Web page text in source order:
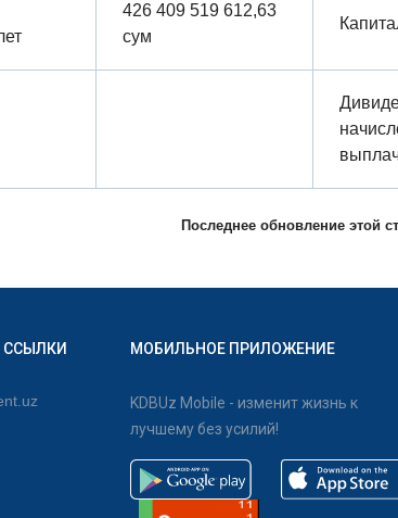
426 409 519 612,63
сум
Последнее обновление этой
ССЫЛКИ МОБИЛЬНОЕ ПРИЛОЖЕНИЕ
KDBUz Mobile - изменит жизнь к
лучшему без усилий!